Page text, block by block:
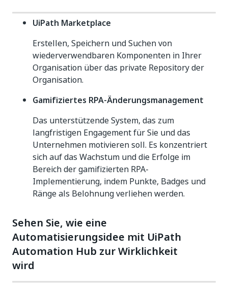
UiPath Marketplace
Erstellen, Speichern und Suchen von
wiederverwendbaren Komponenten in Ihrer
Organisation über das private Repository der
Organisation.
Gamifiziertes RPA-Änderungsmanagement
Das unterstützende System, das zum
langfristigen Engagement für Sie und das
Unternehmen motivieren soll. Es konzentriert
sich auf das Wachstum und die Erfolge im
Bereich der gamifizierten RPA-
Implementierung, indem Punkte, Badges und
Ränge als Belohnung verliehen werden.
Sehen Sie, wie eine
Automatisierungsidee mit UiPath
Automation Hub zur Wirklichkeit
wird